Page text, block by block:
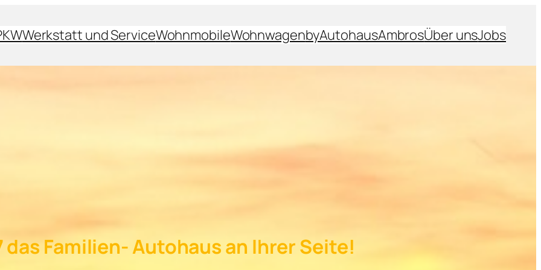
Werkstatt und ServiceWohnmobileWohnwagenbyAutohausAmbrosÜber unsJobs
Familien- Autohaus an Ihrer Seite!